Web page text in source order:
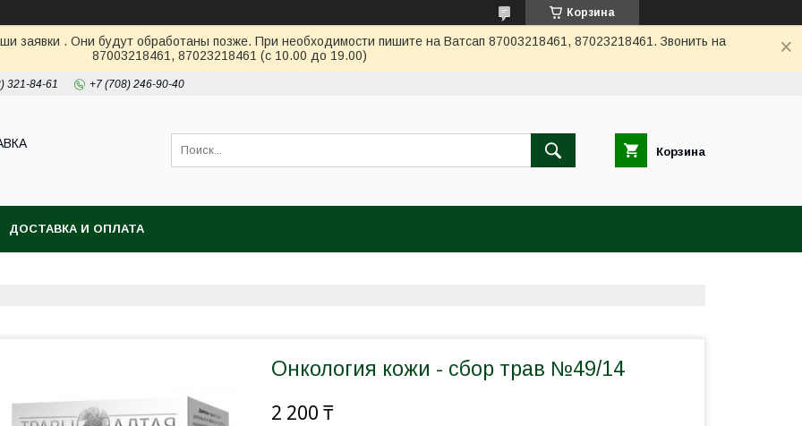
Корзина
заявки . Они будут обработаны позже. При необходимости пишите на Ватсап 87003218461, 87023218461. Звонить на
87003218461, 87023218461 (с 10.00 до 19.00)
321-84-61 +7 (708) 246-90-40
Корзина
ДОСТАВКА И ОПЛАТА
Онкология кожи - сбор трав №49/14
2 200 ₸